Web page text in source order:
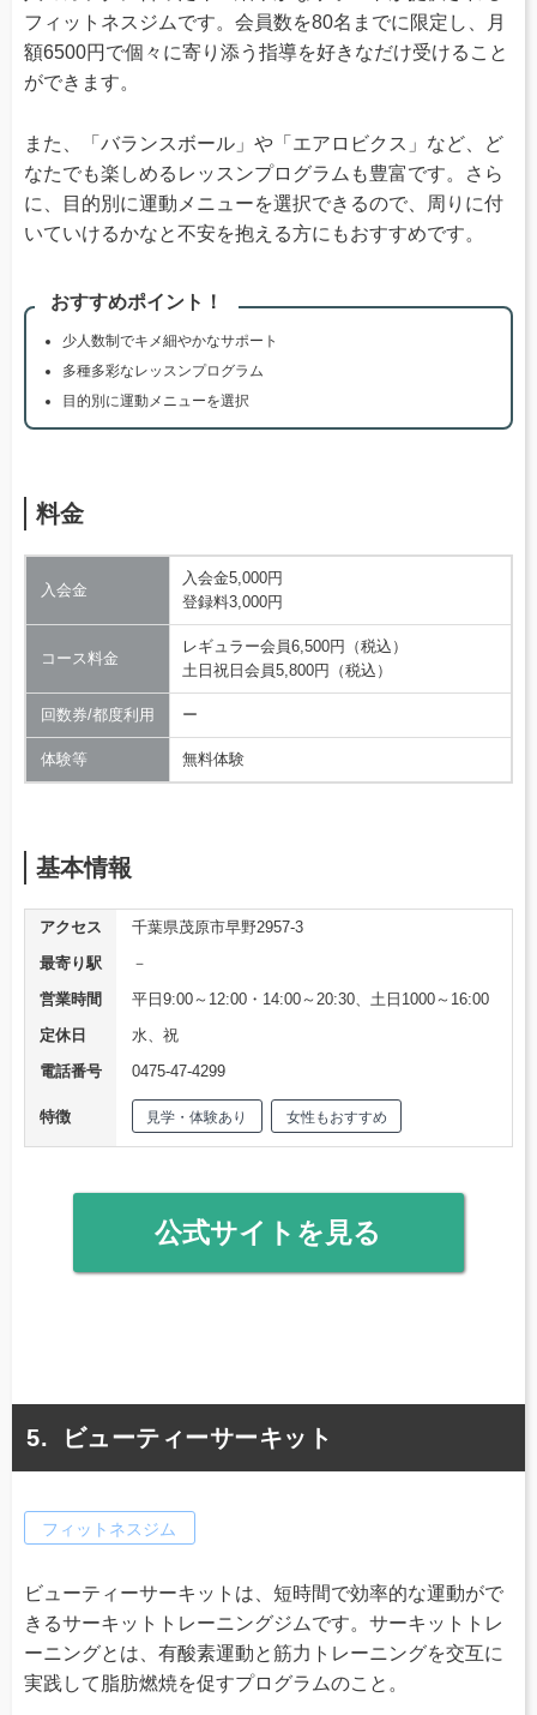
フィットネスジムです。会員数を80名までに限定し、月
額6500円で個々に寄り添う指導を好きなだけ受けること
ができます。
また、「バランスボール」や「エアロビクス」など、ど
なたでも楽しめるレッスンプログラムも豊富です。さら
に、目的別に運動メニューを選択できるので、周りに付
いていけるかなと不安を抱える方にもおすすめです。
おすすめポイント！
少人数制でキメ細やかなサポート
多種多彩なレッスンプログラム
目的別に運動メニューを選択
料金
入会金
入会金5,000円
登録料3,000円
コース料金
レギュラー会員6,500円（税込）
土日祝日会員5,800円（税込）
回数券/都度利用 ー
体験等 無料体験
基本情報
アクセス
千葉県茂原市早野2957-3
最寄り駅
－
営業時間
平日9:00～12:00・14:00～20:30、土日1000～16:00
定休日
水、祝
電話番号
0475-47-4299
特徴 見学・体験あり 女性もおすすめ
公式サイトを見る
ビューティーサーキット
フィットネスジム
ビューティーサーキットは、短時間で効率的な運動がで
きるサーキットトレーニングジムです。サーキットトレ
ーニングとは、有酸素運動と筋力トレーニングを交互に
実践して脂肪燃焼を促すプログラムのこと。